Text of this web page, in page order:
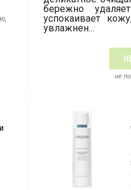
бережно
успокаивает
увлажнен...
не